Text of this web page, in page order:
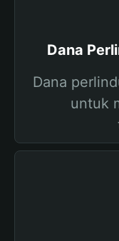
Dana
Dana
untuk